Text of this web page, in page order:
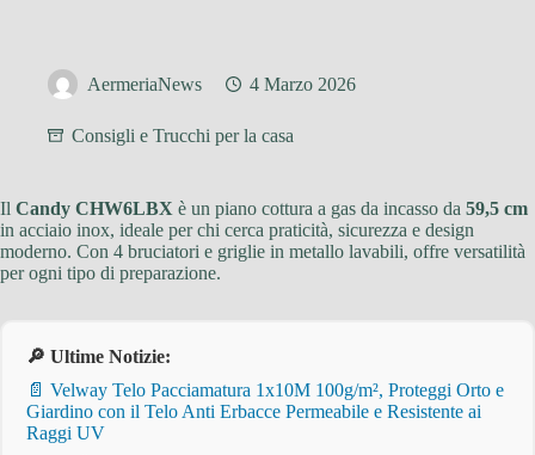
AermeriaNews 4 Marzo 2026
Consigli e Trucchi per la casa
Il Candy CHW6LBX è un piano cottura a gas da incasso da 59,5 cm
in acciaio inox, ideale per chi cerca praticità, sicurezza e design
moderno. Con 4 bruciatori e griglie in metallo lavabili, offre versatilità
per ogni tipo di preparazione.
🔎 Ultime Notizie:
📄 Velway Telo Pacciamatura 1x10M 100g/m², Proteggi Orto e
Giardino con il Telo Anti Erbacce Permeabile e Resistente ai
Raggi UV